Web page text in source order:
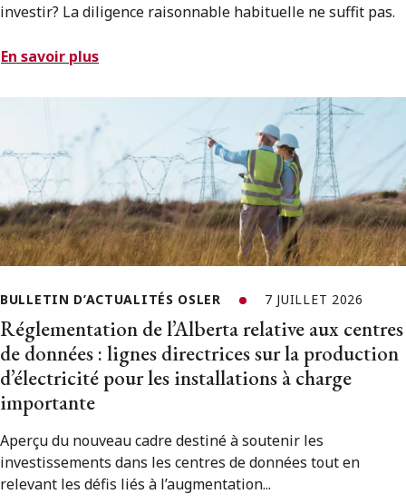
investir? La diligence raisonnable habituelle ne suffit pas.
En savoir plus
BULLETIN D’ACTUALITÉS OSLER 7 JUILLET 2026
Réglementation de l’Alberta relative aux centres
de données : lignes directrices sur la production
d’électricité pour les installations à charge
importante
Aperçu du nouveau cadre destiné à soutenir les
investissements dans les centres de données tout en
relevant les défis liés à l’augmentation...